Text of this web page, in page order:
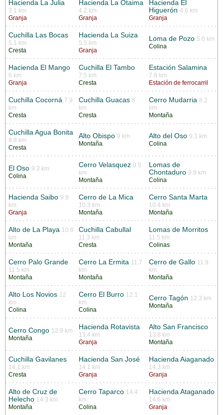
Hacienda La Julia
3.1 km
Granja
Hacienda La Otaima
4.2 km
Granja
Hacienda El
Higuerón 4.6 km
Granja
Cuchilla Las Bocas
5.1 km
Cresta
Hacienda La Suiza
5.5 km
Granja
Loma de Pozo 5.6 km
Colina
Hacienda El Mango
6 km
Granja
Cuchilla El Tambo
7.5 km
Cresta
Estación Salamina
7.8 km
Estación de ferrocarril
Cuchilla Cocorná 7.9
km
Cresta
Cuchilla Guacas 8
km
Cresta
Cerro Mudarria 8.2
km
Montaña
Cuchilla Agua Bonita
8.8 km
Cresta
Alto Obispo 9 km
Montaña
Alto del Oso 9.3 km
Colina
El Oso 9.3 km
Colina
Cerro Velasquez 9.5
km
Montaña
Lomas de
Chontaduro 9.9 km
Colina
Hacienda Saibo 9.9
km
Granja
Cerro de La Mica
10.3 km
Montaña
Cerro Santa Marta
10.4 km
Montaña
Alto de La Playa 10.8
km
Montaña
Cuchilla Cabullal
11.3 km
Cresta
Lomas de Morritos
11.5 km
Colinas
Cerro Palo Grande
11.5 km
Montaña
Cerro La Ermita 11.7
km
Montaña
Cerro de Gallo 11.9
km
Montaña
Alto Los Novios 12
km
Colina
Cerro El Burro 12.1
km
Colina
Cerro Tagón 12.3 km
Montaña
Cerro Congo 12.9 km
Montaña
Hacienda Rotavista
13.4 km
Granja
Alto San Francisco
13.8 km
Montaña
Cuchilla Gavilanes
14.1 km
Cresta
Hacienda San José
14.1 km
Granja
Hacienda Aiaganado
14.3 km
Granja
Alto de Cruz de
Helecho 14.3 km
Montaña
Cerro Taparco 14.4
km
Colina
Hacienda Ataganado
14.6 km
Granja